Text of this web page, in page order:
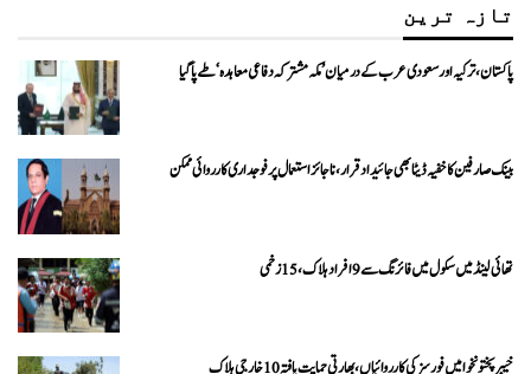
تازہ ترین
پاکستان، ترکیہ اور سعودی عرب کے درمیان ’مکہ مشترکہ دفاعی معاہدہ‘ طے پا گیا
بینک صارفین کا خفیہ ڈیٹا بھی جائیداد قرار، ناجائز استعمال پر فوجداری کارروائی ممکن
تھائی لینڈ میں سکول میں فائرنگ سے 9 افراد ہلاک، 15 زخمی
خیبرپختونخوا میں فورسز کی کارروائیاں، بھارتی حمایت یافتہ 10 خارجی ہلاک